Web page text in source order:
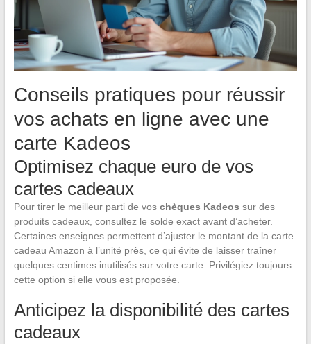
Conseils pratiques pour réussir
vos achats en ligne avec une
carte Kadeos
Optimisez chaque euro de vos
cartes cadeaux
Pour tirer le meilleur parti de vos chèques Kadeos sur des
produits cadeaux, consultez le solde exact avant d’acheter.
Certaines enseignes permettent d’ajuster le montant de la carte
cadeau Amazon à l’unité près, ce qui évite de laisser traîner
quelques centimes inutilisés sur votre carte. Privilégiez toujours
cette option si elle vous est proposée.
Anticipez la disponibilité des cartes
cadeaux